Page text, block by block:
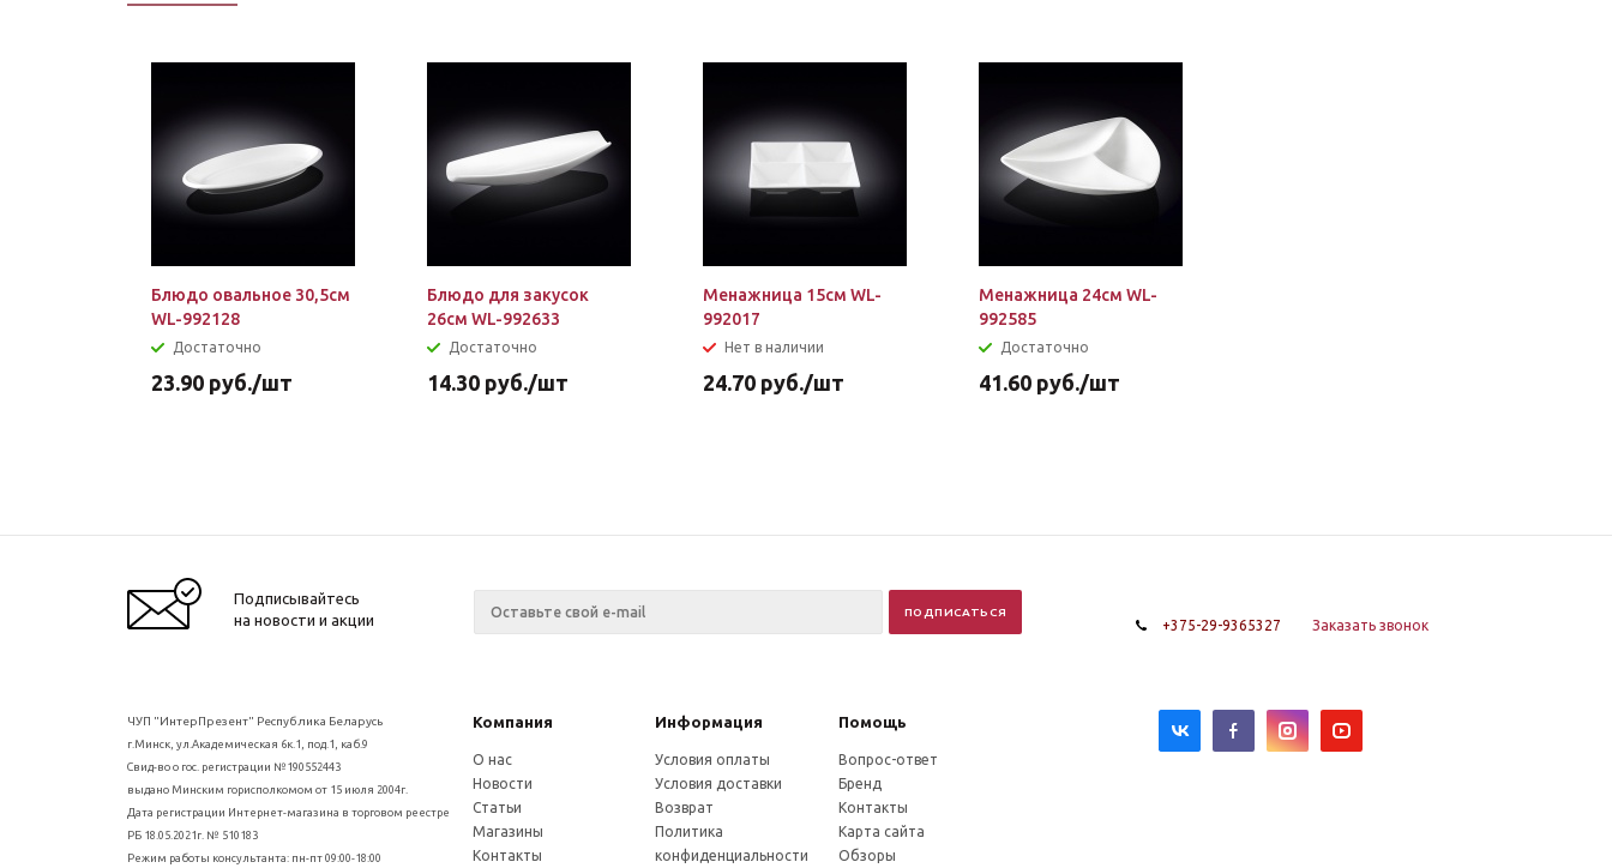
Блюдо овальное 30,5см
WL-992128
Достаточно
23.90 руб./шт
Блюдо для закусок
26см WL-992633
Достаточно
14.30 руб./шт
Менажница 15см WL-
992017
Нет в наличии
24.70 руб./шт
Менажница 24см WL-
992585
Достаточно
41.60 руб./шт
Подписывайтесь
на новости и акции
+375-29-9365327 Заказать звонок
ЧУП "ИнтерПрезент" Республика Беларусь
г.Минск, ул.Академическая 6к.1, под.1, каб.9
Свид-во о гос. регистрации №190552443
выдано Минским горисполкомом от 15 июля 2004г.
Дата регистрации Интернет-магазина в торговом реестре
РБ 18.05.2021г. № 510183
Режим работы консультанта: пн-пт 09:00-18:00
Компания Информация Помощь
О нас
Новости
Статьи
Магазины
Контакты
Условия оплаты
Условия доставки
Возврат
Политика
конфиденциальности
Вопрос-ответ
Бренд
Контакты
Карта сайта
Обзоры